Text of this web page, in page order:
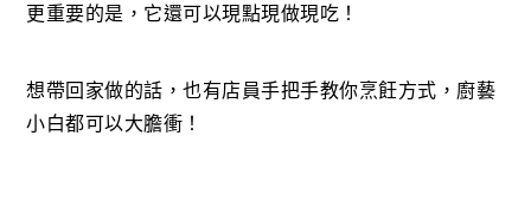
更重要的是，它還可以現點現做現吃！
想帶回家做的話，也有店員手把手教你烹飪方式，廚藝
小白都可以大膽衝！